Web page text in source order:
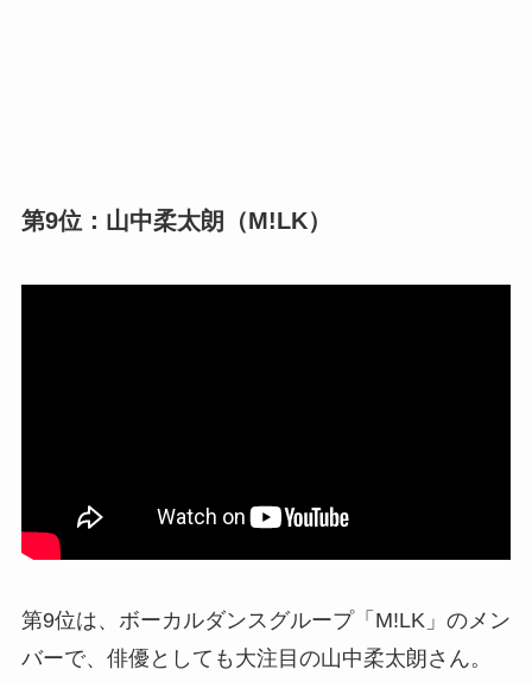
第9位：山中柔太朗（M!LK）
第9位は、ボーカルダンスグループ「M!LK」のメン
バーで、俳優としても大注目の山中柔太朗さん。